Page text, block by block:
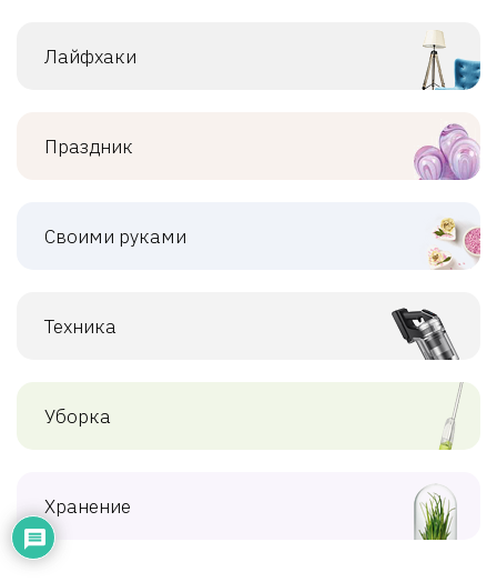
Лайфхаки
Праздник
Своими руками
Техника
Уборка
Хранение